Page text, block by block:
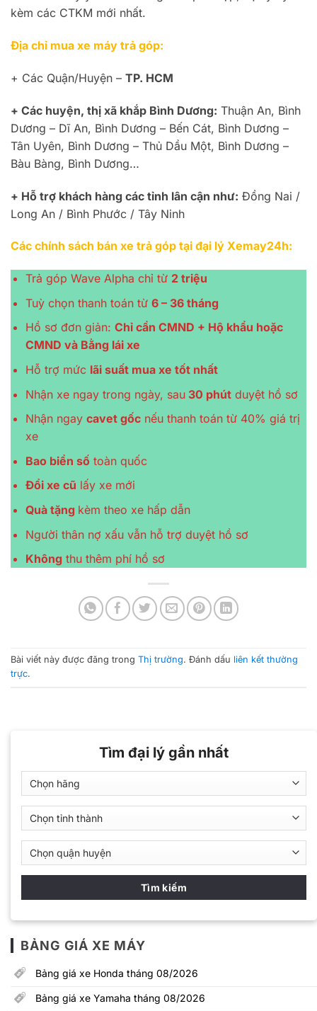
kèm các CTKM mới nhất.
Địa chỉ mua xe máy trả góp:
+ Các Quận/Huyện – TP. HCM
+ Các huyện, thị xã khắp Bình Dương: Thuận An, Bình
Dương – Dĩ An, Bình Dương – Bến Cát, Bình Dương –
Tân Uyên, Bình Dương – Thủ Dầu Một, Bình Dương –
Bàu Bàng, Bình Dương…
+ Hỗ trợ khách hàng các tỉnh lân cận như: Đồng Nai /
Long An / Bình Phước / Tây Ninh
Các chính sách bán xe trả góp tại đại lý Xemay24h:
Trả góp Wave Alpha chỉ từ 2 triệu
Tuỳ chọn thanh toán từ 6 – 36 tháng
Hồ sơ đơn giản: Chỉ cần CMND + Hộ khẩu hoặc
CMND và Bằng lái xe
Hỗ trợ mức lãi suất mua xe tốt nhất
Nhận xe ngay trong ngày, sau30 phútduyệt hồ sơ
Nhận ngay cavet gốcnếu thanh toán từ 40% giá trị
xe
Bao biển sốtoàn quốc
Đổi xe cũ lấy xe mới
Quà tặng kèm theo xe hấp dẫn
Người thân nợ xấu vẫn hỗ trợ duyệt hồ sơ
Không thu thêm phí hồ sơ
Bài viết này được đăng trong Thị trường. Đánh dấu liên kết thường
trực.
Tìm đại lý gần nhất
BẢNG GIÁ XE MÁY
Bảng giá xe Honda tháng 08/2026
Bảng giá xe Yamaha tháng 08/2026